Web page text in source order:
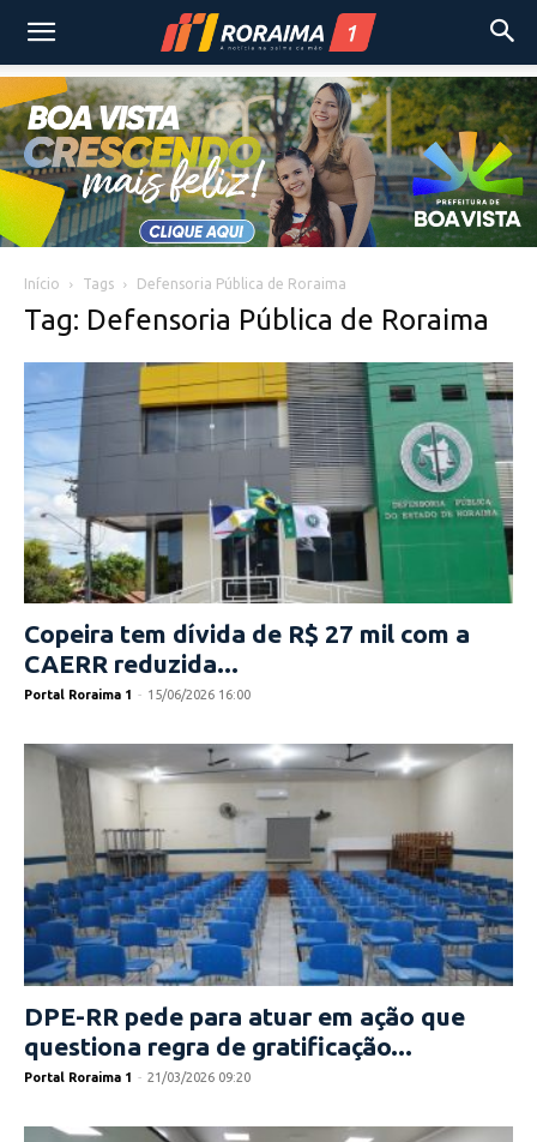
Início Tags Defensoria Pública de Roraima
Tag: Defensoria Pública de Roraima
Copeira tem dívida de R$ 27 mil com a
CAERR reduzida...
Portal Roraima 1 - 15/06/2026 16:00
DPE-RR pede para atuar em ação que
questiona regra de gratificação...
Portal Roraima 1 - 21/03/2026 09:20